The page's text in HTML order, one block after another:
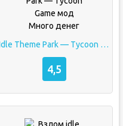
Idle Theme Park — Tycoon Game мод Много денег
4,5